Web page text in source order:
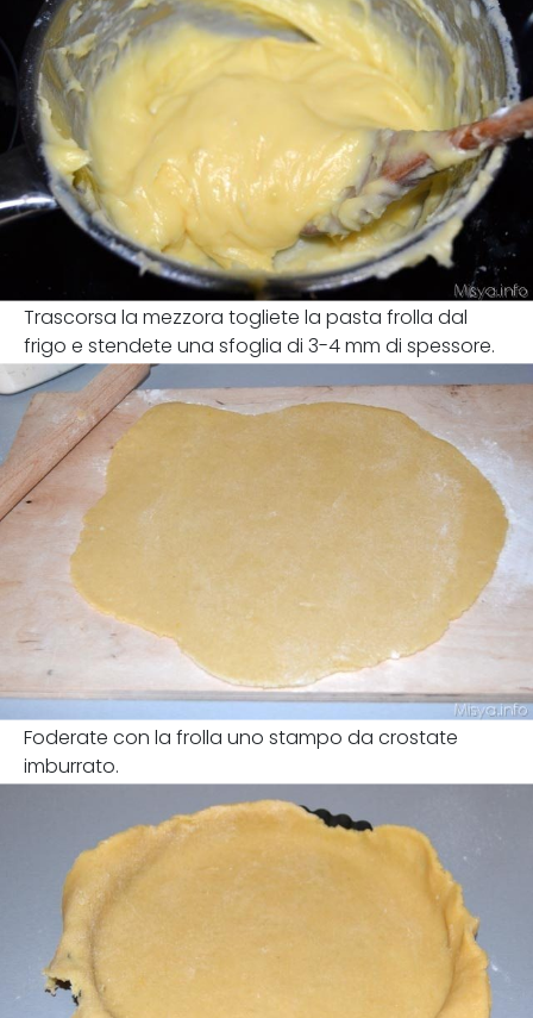
Trascorsa la mezzora togliete la pasta frolla dal
frigo e stendete una sfoglia di 3-4 mm di spessore.
Foderate con la frolla uno stampo da crostate
imburrato.